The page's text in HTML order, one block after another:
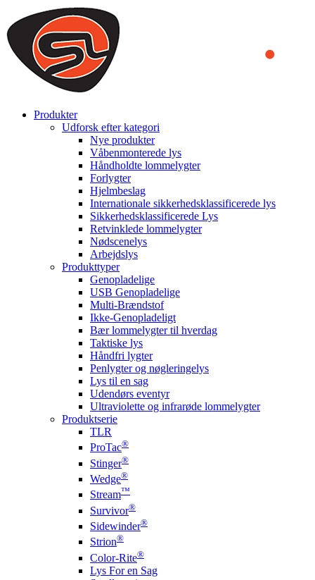
We use cookies to ensure that we provide you the best experience
on our website. By continuing to browse this website, you accept
that cookies are used to help us analyze how the website is used and
to offer you a better experience. To learn more or to find out how
you can disable cookies, you can access our
Produkter
Udforsk efter kategori
Nye produkter
Våbenmonterede lys
Håndholdte lommelygter
Forlygter
Hjelmbeslag
Internationale sikkerhedsklassificerede lys
Sikkerhedsklassificerede Lys
Retvinklede lommelygter
Nødscenelys
Arbejdslys
Produkttyper
Genopladelige
USB Genopladelige
Multi-Brændstof
Ikke-Genopladeligt
Bær lommelygter til hverdag
Taktiske lys
Håndfri lygter
Penlygter og nøgleringelys
Lys til en sag
Udendørs eventyr
Ultraviolette og infrarøde lommelygter
Produktserie
TLR
ProTac®
Stinger®
Wedge®
Stream™
Survivor®
Sidewinder®
Strion®
Color-Rite®
Lys For en Sag